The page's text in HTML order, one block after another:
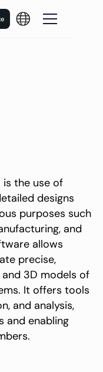
the use of
designs
purposes such
and
allows
precise,
3D models of
It offers tools
and analysis,
and enabling